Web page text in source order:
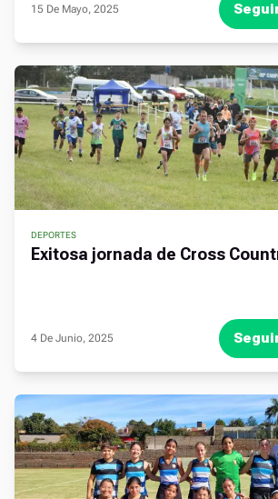
15 De Mayo, 2025
DEPORTES
Exitosa jornada de Cross
4 De Junio, 2025